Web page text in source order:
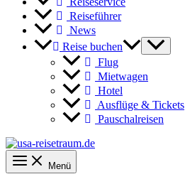
Reiseführer
News
Reise buchen
Flug
Mietwagen
Hotel
Ausflüge & Tickets
Pauschalreisen
Menü